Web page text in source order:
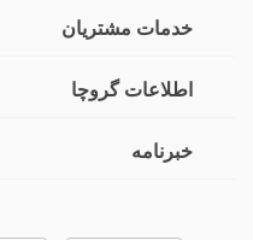
خدمات مشتریان
اطلاعات گروچا
خبرنامه